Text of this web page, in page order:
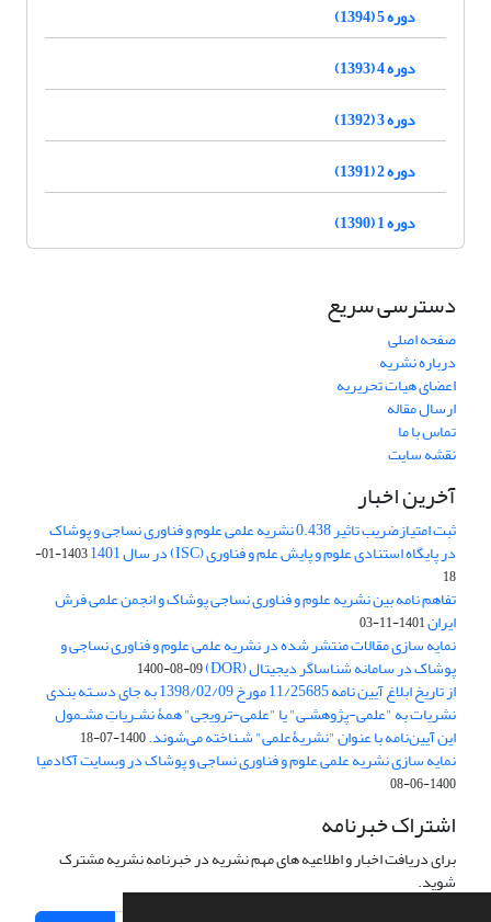
دوره 5 (1394)
دوره 4 (1393)
دوره 3 (1392)
دوره 2 (1391)
دوره 1 (1390)
دسترسی سریع
صفحه اصلی
درباره نشریه
اعضای هیات تحریریه
ارسال مقاله
تماس با ما
نقشه سایت
آخرین اخبار
ثبت امتیازضریب تاثیر 0.438 نشریه علمی علوم و فناوری نساجی و پوشاک
در پایگاه استنادی علوم و پایش علم و فناوری (ISC) در سال 1401
1403-01-
18
تفاهم نامه بین نشریه علوم و فناوری نساجی پوشاک و انجمن علمی فرش
ایران1401-11-03
نمایه سازی مقالات منتشر شده در نشریه علمی علوم و فناوری نساجی و
پوشاک در سامانه شناساگر دیجیتال (DOR) 1400-08-09
از تاریخ ابلاغ آیین نامه 11/25685 مورخ 1398/02/09 به جای دسـته بندی
نشریات به "علمی-پژوهشـی" یا "علمی-ترویجی" همۀ نشـریاتِ مشـمول
این آیین‌نامه با عنوان "نشریۀعلمی" شـناخته می‌شوند.1400-07-18
نمایه سازی نشریه علمی علوم و فناوری نساجی و پوشاک در وبسایت آکادمیا
1400-06-08
اشتراک خبرنامه
برای دریافت اخبار و اطلاعیه های مهم نشریه در خبرنامه نشریه مشترک
شوید.